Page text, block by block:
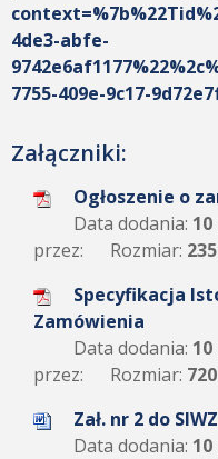
4de3-abfe-
7755-409e-9c17-
Załączniki:
Ogłoszenie o
Data dodania:
przez:
Rozmiar:
Specyfikacja
Zamówienia
Data dodania:
przez:
Rozmiar:
Zał. nr 2 do
Data dodania: